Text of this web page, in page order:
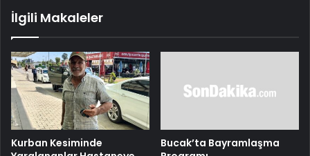
İlgili Makaleler
Kurban Kesiminde
Bucak’ta Bayramlaşma